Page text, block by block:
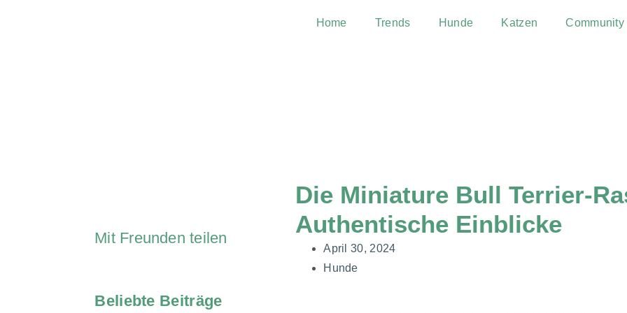
Home Trends Hunde Katzen Community
Mit Freunden teilen
Beliebte Beiträge
Die Miniature Bull Terrier-
Authentische Einblicke
April 30, 2024
Hunde